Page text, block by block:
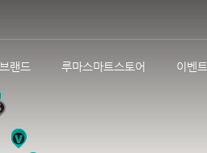
브랜드 루마스마트스토어 이벤트